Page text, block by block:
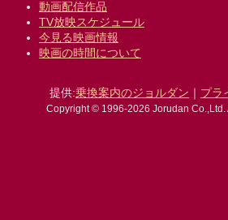
動画配信作品
TV放映スケジュール
今見る映画情報
映画の時間について
提供:乗換案内のジョルダン ｜ プラ
Copyright © 1996-2026 Jorudan Co.,Ltd.